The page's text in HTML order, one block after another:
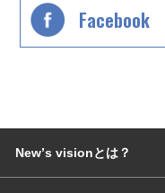
Facebook
Newʼs visionとは？